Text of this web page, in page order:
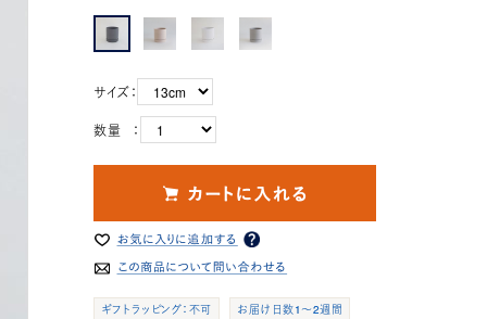
サイズ：
数量 ：
ギフトラッピング：不可
お届け日数1～2週間